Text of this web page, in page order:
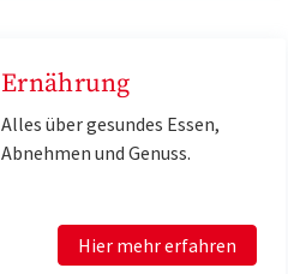
Ernährung
Alles über gesundes Essen,
Abnehmen und Genuss.
Hier mehr erfahren